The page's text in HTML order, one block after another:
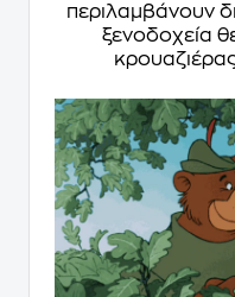
περιλαμβάνουν
ξενοδοχεία